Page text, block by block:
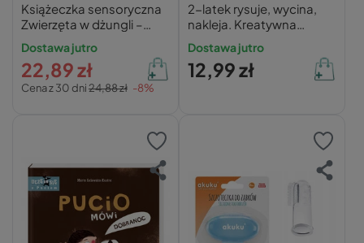
Książeczka sensoryczna
Zwierzęta w dżungli –
Aksjomat
Dostawa jutro
Cena z 30 dni24,88 zł -8%
22,89 zł
2-latek rysuje, wycina,
nakleja. Kreatywna
książeczka dla małego
artysty Anna Podgórska
Dostawa jutro
12,99 zł